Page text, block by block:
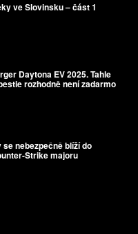
ve Slovinsku – část 1
Daytona EV 2025. Tahle
rozhodně není zadarmo
nebezpečně blíží do
Strike majoru